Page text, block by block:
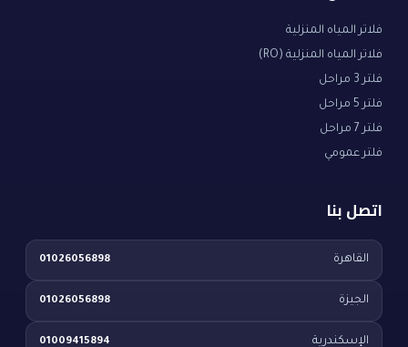
فلاتر المياه المنزلية
فلاتر المياه المنزلية (RO)
فلتر 3 مراحل
فلتر 5 مراحل
فلتر 7 مراحل
فلتر عمومي
اتصل بنا
القاهرة 01026056898
الجيزة 01026056898
الإسكندرية 01009415894